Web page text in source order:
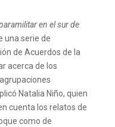
en el sur de
una serie de
de Acuerdos de la
acerca de los
Natalia Niño, quien
cuenta los relatos de
como de